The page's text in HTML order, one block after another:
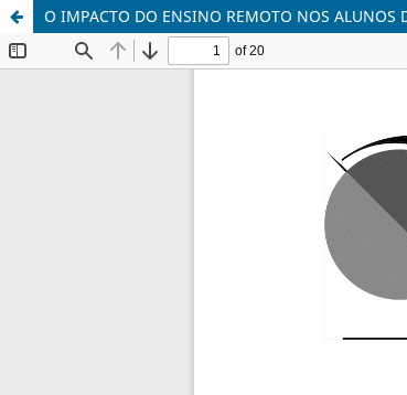
O IMPACTO DO ENSINO REMOTO NOS ALUNOS